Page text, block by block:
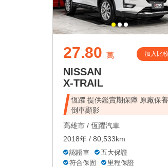
27.80 萬 加入比較
NISSAN
X-TRAIL
恆躍 提供鑑賞期保障 原廠保養
倒車顯影
高雄市 /恆躍汽車
2018年 / 80,533km
認證車
五大保證
符合保固
里程保證